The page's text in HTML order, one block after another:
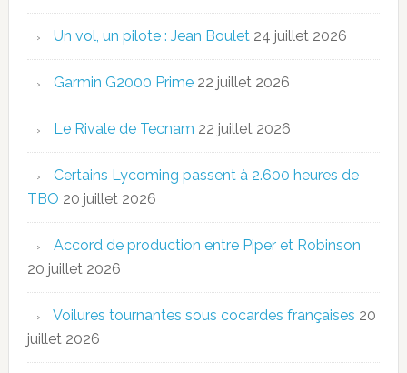
Un vol, un pilote : Jean Boulet 24 juillet 2026
Garmin G2000 Prime 22 juillet 2026
Le Rivale de Tecnam 22 juillet 2026
Certains Lycoming passent à 2.600 heures de
TBO 20 juillet 2026
Accord de production entre Piper et Robinson
20 juillet 2026
Voilures tournantes sous cocardes françaises 20
juillet 2026